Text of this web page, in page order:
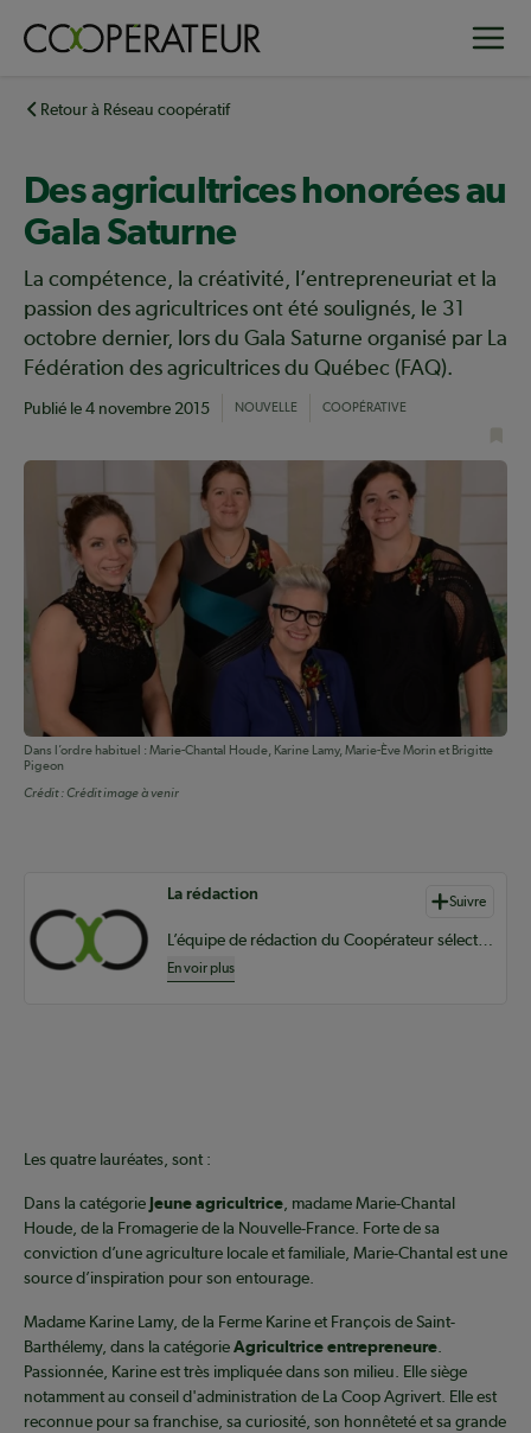
principalRetour à Réseau coopératif
Des agricultrices honorées au
Gala Saturne
La compétence, la créativité, l’entrepreneuriat et la
passion des agricultrices ont été soulignés, le 31
octobre dernier, lors du Gala Saturne organisé par La
Fédération des agricultrices du Québec (FAQ).
Publié le4 novembre 2015 NOUVELLE COOPÉRATIVE
Dans l’ordre habituel : Marie-Chantal Houde, Karine Lamy, Marie-Ève Morin et Brigitte
Pigeon
Crédit : Crédit image à venir
Auteurs de contenu
La rédaction Suivre
L’équipe de rédaction du Coopérateur sélectionne du contenu pertinent à vos informations coopératives à l’échelle provinciale, nationale et internationale.
En voir plus
Les quatre lauréates, sont :
Dans la catégorie Jeune agricultrice, madame Marie-Chantal
Houde, de la Fromagerie de la Nouvelle-France. Forte de sa
conviction d’une agriculture locale et familiale, Marie-Chantal est une
source d’inspiration pour son entourage.
Madame Karine Lamy, de la Ferme Karine et François de Saint-
Barthélemy, dans la catégorieAgricultrice entrepreneure.
Passionnée, Karine est très impliquée dans son milieu. Elle siège
notamment au conseil d'administration de La Coop Agrivert. Elle est
reconnue pour sa franchise, sa curiosité, son honnêteté et sa grande